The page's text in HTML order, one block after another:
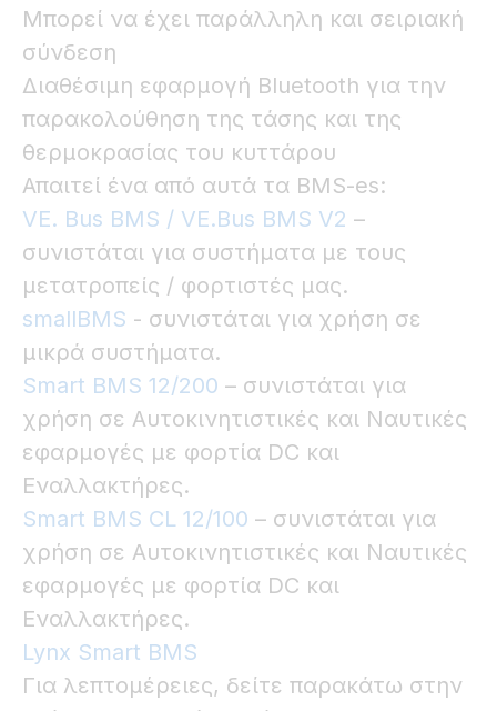
Μπορεί να έχει παράλληλη και σειριακή
σύνδεση
Διαθέσιμη εφαρμογή Bluetooth για την
παρακολούθηση της τάσης και της
θερμοκρασίας του κυττάρου
Απαιτεί ένα από αυτά τα BMS-es:
VE. Bus BMS / VE.Bus BMS V2 –
συνιστάται για συστήματα με τους
μετατροπείς / φορτιστές μας.
smallBMS - συνιστάται για χρήση σε
μικρά συστήματα.
Smart BMS 12/200 – συνιστάται για
χρήση σε Αυτοκινητιστικές και Ναυτικές
εφαρμογές με φορτία DC και
Εναλλακτήρες.
Smart BMS CL 12/100 – συνιστάται για
χρήση σε Αυτοκινητιστικές και Ναυτικές
εφαρμογές με φορτία DC και
Εναλλακτήρες.
Lynx Smart BMS
Για λεπτομέρειες, δείτε παρακάτω στην